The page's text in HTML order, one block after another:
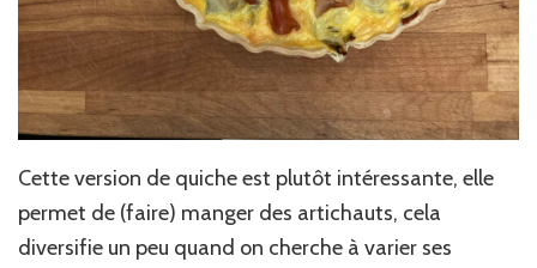
Cette version de quiche est plutôt intéressante, elle
permet de (faire) manger des artichauts, cela
diversifie un peu quand on cherche à varier ses